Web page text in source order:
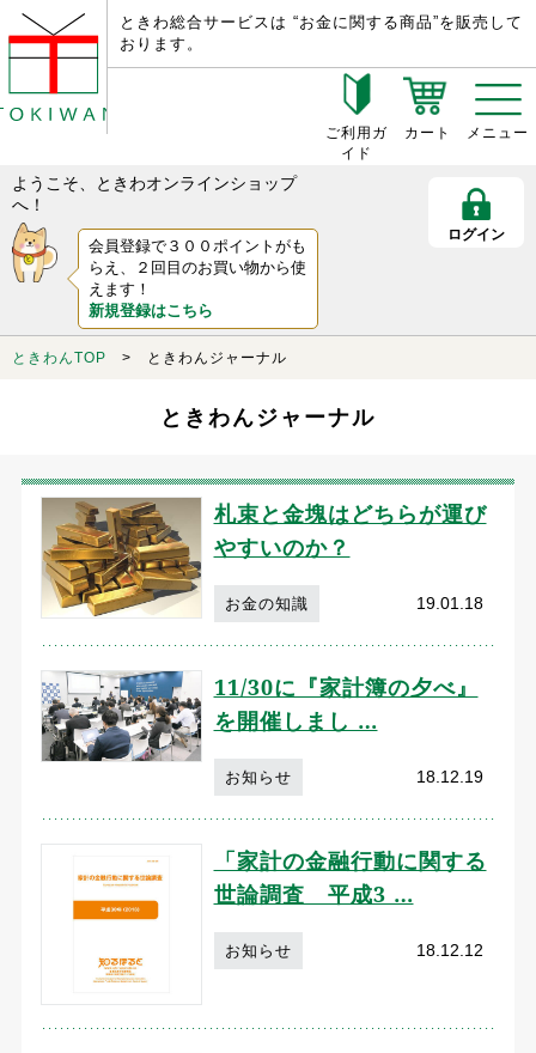
ときわ総合サービスは “お金に関する商品”を販売して
おります。
ご利用ガ
イド
カート メニュー
ようこそ、ときわオンラインショップ
へ！
会員登録で３００ポイントがも
らえ、２回目のお買い物から使
えます！
新規登録はこちら
ログイン
ときわんTOP > ときわんジャーナル
ときわんジャーナル
札束と金塊はどちらが運び
やすいのか？
お金の知識 19.01.18
11/30に『家計簿の夕べ』
を開催しまし …
お知らせ 18.12.19
「家計の金融行動に関する
世論調査 平成3 …
お知らせ 18.12.12